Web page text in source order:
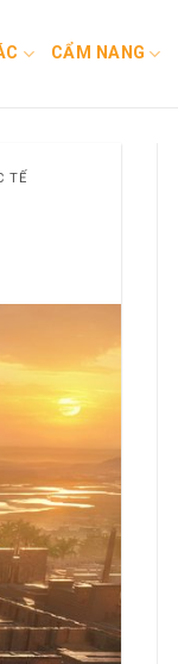
CẨM NANG
TẾ